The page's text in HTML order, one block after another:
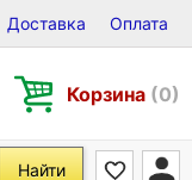
CD и DVD
Доставка Оплата
Корзина (0)
Найти